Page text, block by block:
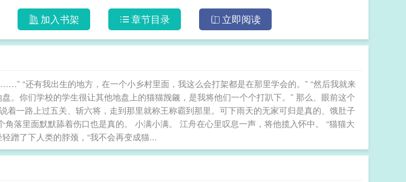
要给祖国的花朵带来积极的养料，江舟过上教育小孩的快乐生活。直到小屁孩发来一
他想不想养？江舟刚好觉得家里空荡荡可以养一只可爱的小猫，约定好星期六下午
一个酷帅少年等着自己。深知自己性取向为男的江舟克制住自己的心动，谁知道少
说：“你家在那里啊，你不是要养我吗？”霸气猫猫大王受vs温柔喜欢逗猫猫攻 咪是
加入书架 章节目录 立即阅读
“还有我出生的地方，在一个小乡村里面，我这么会打架都是在那里学会的。” “然后我就来
。你们学校的学生很让其他地盘上的猫猫觊觎，是我将他们一个个打趴下。” 那么、眼前这个
着一路上过五关、斩六将，走到那里就称王称霸到那里。可下雨天的无家可归是真的、饿肚子
落里面默默舔着伤口也是真的。 小满小满。 江舟在心里叹息一声，将他揽入怀中。 “猫猫大
蹭了下人类的脖颈，“我不会再变成猫...